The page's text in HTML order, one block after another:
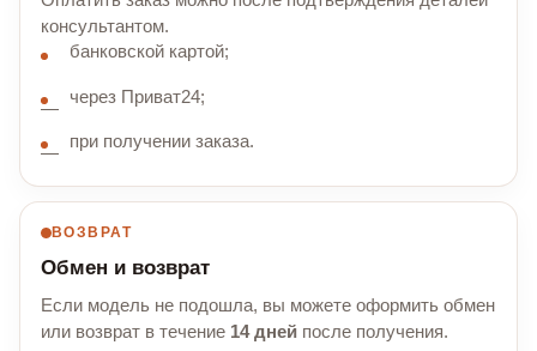
консультантом.
банковской картой;
через Приват24;
при получении заказа.
ВОЗВРАТ
Обмен и возврат
Если модель не подошла, вы можете оформить обмен
или возврат в течение 14 дней после получения.